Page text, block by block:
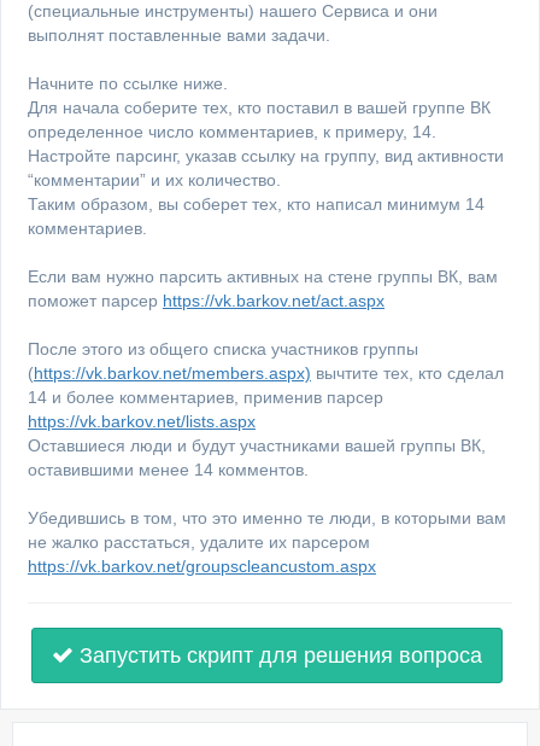
(специальные инструменты) нашего Сервиса и они
выполнят поставленные вами задачи.
Начните по ссылке ниже.
Для начала соберите тех, кто поставил в вашей группе ВК
определенное число комментариев, к примеру, 14.
Настройте парсинг, указав ссылку на группу, вид активности
“комментарии” и их количество.
Таким образом, вы соберет тех, кто написал минимум 14
комментариев.
Если вам нужно парсить активных на стене группы ВК, вам
поможет парсер https://vk.barkov.net/act.aspx
После этого из общего списка участников группы
(https://vk.barkov.net/members.aspx) вычтите тех, кто сделал
14 и более комментариев, применив парсер
https://vk.barkov.net/lists.aspx
Оставшиеся люди и будут участниками вашей группы ВК,
оставившими менее 14 комментов.
Убедившись в том, что это именно те люди, в которыми вам
не жалко расстаться, удалите их парсером
https://vk.barkov.net/groupscleancustom.aspx
Запустить скрипт для решения вопроса